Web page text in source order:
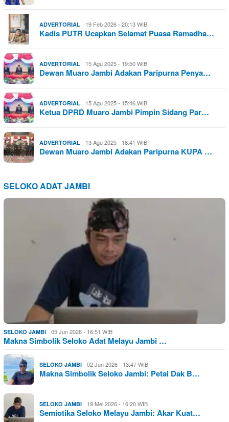
ADVERTORIAL 19 Feb 2026 - 20:13 WIB
Kadis PUTR Ucapkan Selamat Puasa Ramadha…
ADVERTORIAL 15 Agu 2025 - 19:50 WIB
Dewan Muaro Jambi Adakan Paripurna Penya…
ADVERTORIAL 15 Agu 2025 - 15:46 WIB
Ketua DPRD Muaro Jambi Pimpin Sidang Par…
ADVERTORIAL 13 Agu 2025 - 18:41 WIB
Dewan Muaro Jambi Adakan Paripurna KUPA …
SELOKO ADAT JAMBI
SELOKO JAMBI 05 Jun 2026 - 16:51 WIB
Makna Simbolik Seloko Adat Melayu Jambi …
SELOKO JAMBI 02 Jun 2026 - 13:47 WIB
Makna Simbolik Seloko Jambi: Petai Dak B…
SELOKO JAMBI 19 Mei 2026 - 16:20 WIB
Semiotika Seloko Melayu Jambi: Akar Kuat…